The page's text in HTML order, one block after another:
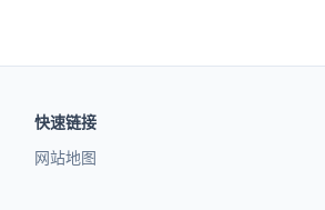
快速链接
网站地图